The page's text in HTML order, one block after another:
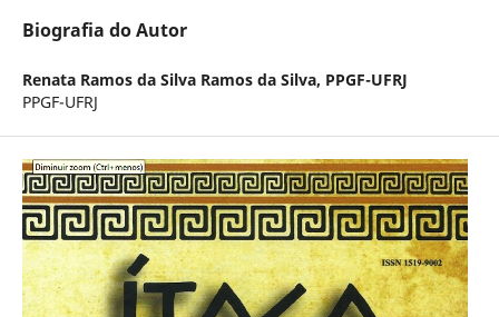
Biografia do Autor
Renata Ramos da Silva Ramos da Silva, PPGF-UFRJ
PPGF-UFRJ